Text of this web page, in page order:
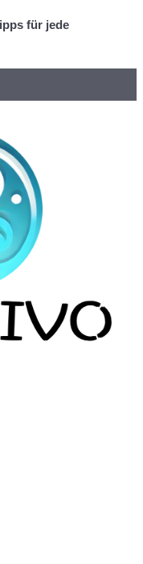
für jede